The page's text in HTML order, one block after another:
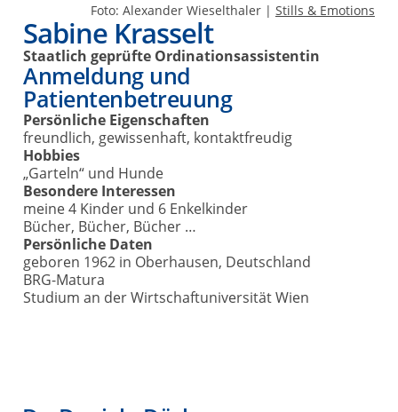
Foto: Alexander Wieselthaler | Stills & Emotions
Sabine Krasselt
Staatlich geprüfte Ordinationsassistentin
Anmeldung und
Patientenbetreuung
Persönliche Eigenschaften
freundlich, gewissenhaft, kontaktfreudig
Hobbies
„Garteln“ und Hunde
Besondere Interessen
meine 4 Kinder und 6 Enkelkinder
Bücher, Bücher, Bücher …
Persönliche Daten
geboren 1962 in Oberhausen, Deutschland
BRG-Matura
Studium an der Wirtschaftuniversität Wien